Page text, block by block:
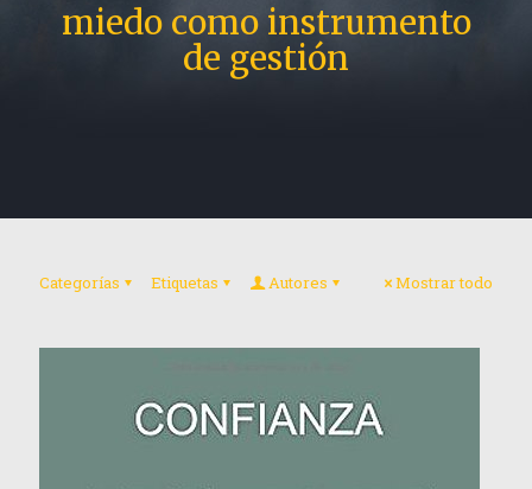
miedo como instrumento
de gestión
Categorías Etiquetas Autores Mostrar todo